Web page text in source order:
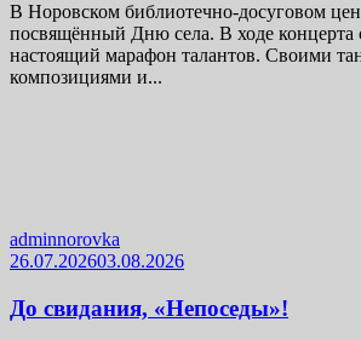
В Норовском библиотечно-досуговом
посвящённый Дню села. В ходе концерта
настоящий марафон талантов. Своими
композициями и...
adminnorovka
26.07.202603.08.2026
До свидания, «Непоседы»!